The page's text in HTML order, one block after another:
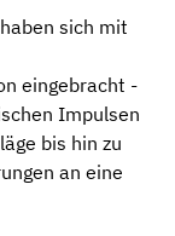
sich mit
eingebracht -
Impulsen
bis hin zu
an eine